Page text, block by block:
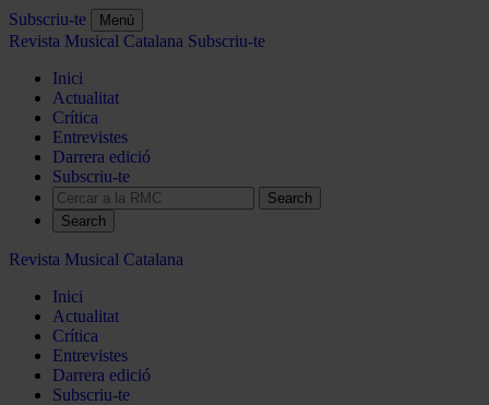
Subscriu-te Menú
Revista Musical Catalana Subscriu-te
Inici
Actualitat
Crítica
Entrevistes
Darrera edició
Subscriu-te
Search
Revista Musical Catalana
Inici
Actualitat
Crítica
Entrevistes
Darrera edició
Subscriu-te